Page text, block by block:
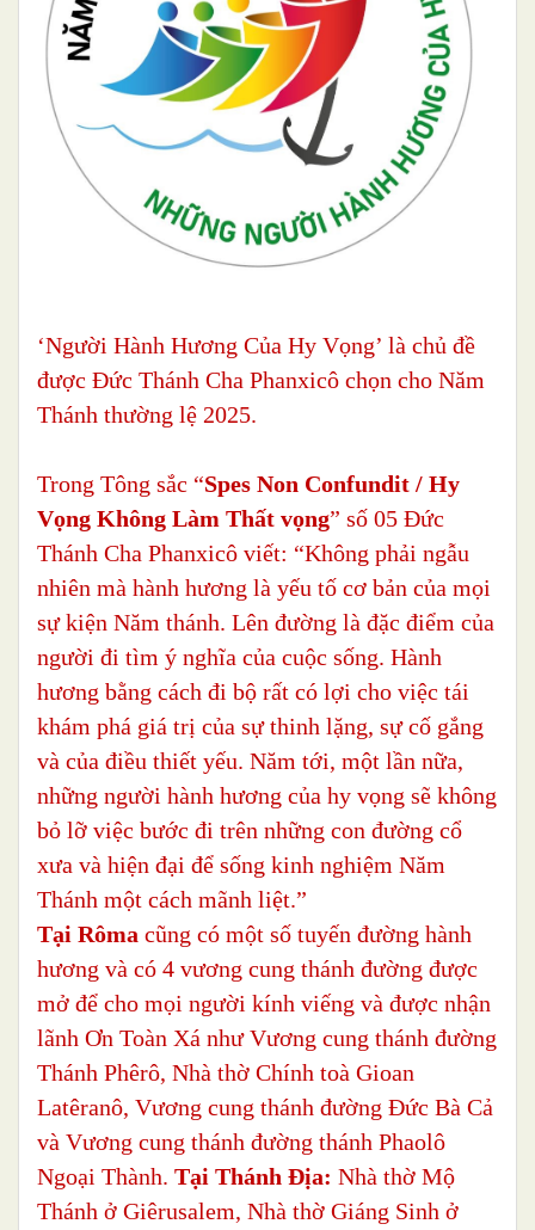
‘Người Hành Hương Của Hy Vọng’ là chủ đề
được Đức Thánh Cha Phanxicô chọn cho Năm
Thánh thường lệ 2025.
Trong Tông sắc “Spes Non Confundit / Hy
Vọng Không Làm Thất vọng” số 05 Đức
Thánh Cha Phanxicô viết: “Không phải ngẫu
nhiên mà hành hương là yếu tố cơ bản của mọi
sự kiện Năm thánh. Lên đường là đặc điểm của
người đi tìm ý nghĩa của cuộc sống. Hành
hương bằng cách đi bộ rất có lợi cho việc tái
khám phá giá trị của sự thinh lặng, sự cố gắng
và của điều thiết yếu. Năm tới, một lần nữa,
những người hành hương của hy vọng sẽ không
bỏ lỡ việc bước đi trên những con đường cổ
xưa và hiện đại để sống kinh nghiệm Năm
Thánh một cách mãnh liệt.”
Tại Rôma cũng có một số tuyến đường hành
hương và có 4 vương cung thánh đường được
mở để cho mọi người kính viếng và được nhận
lãnh Ơn Toàn Xá như Vương cung thánh đường
Thánh Phêrô, Nhà thờ Chính toà Gioan
Latêranô, Vương cung thánh đường Đức Bà Cả
và Vương cung thánh đường thánh Phaolô
Ngoại Thành. Tại Thánh Địa: Nhà thờ Mộ
Thánh ở Giêrusalem, Nhà thờ Giáng Sinh ở